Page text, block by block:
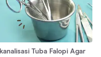
Tuba Falopi Agar